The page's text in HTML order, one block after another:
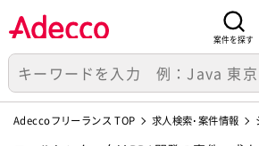
案件を探す
Adeccoフリーランス TOP 求人検索･案件情報